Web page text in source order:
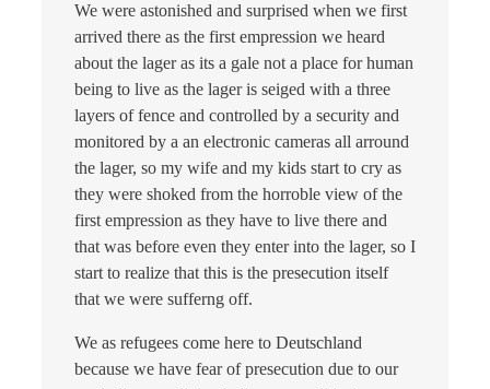
We were astonished and surprised when we first
arrived there as the first empression we heard
about the lager as its a gale not a place for human
being to live as the lager is seiged with a three
layers of fence and controlled by a security and
monitored by a an electronic cameras all arround
the lager, so my wife and my kids start to cry as
they were shoked from the horroble view of the
first empression as they have to live there and
that was before even they enter into the lager, so I
start to realize that this is the presecution itself
that we were sufferng off.
We as refugees come here to Deutschland
because we have fear of presecution due to our